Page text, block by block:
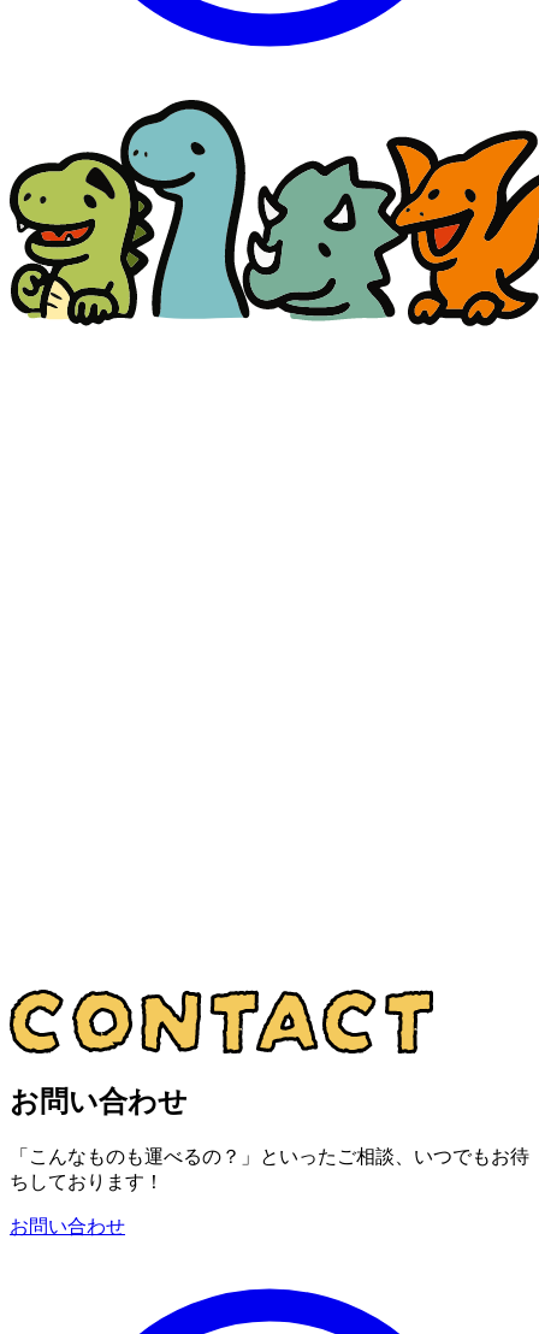
お問い合わせ
「こんなものも運べるの？」といったご相談、いつでもお待
ちしております！
お問い合わせ